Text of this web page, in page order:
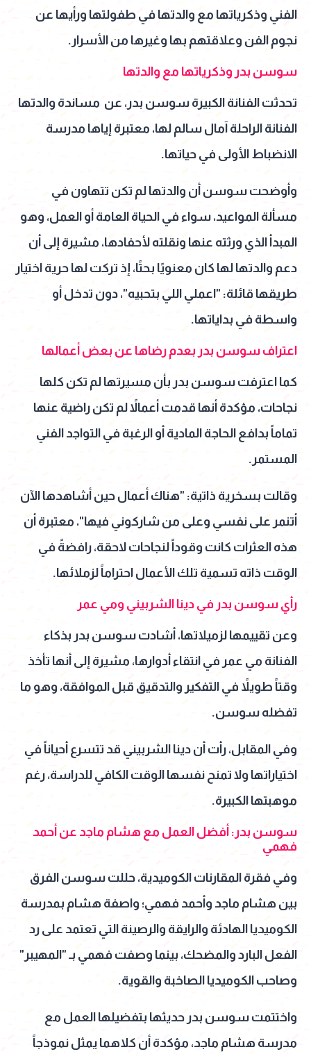
الفني وذكرياتها مع والدتها في طفولتها ورأيها عن
نجوم الفن وعلاقتهم بها وغيرها من الأسرار.
سوسن بدر وذكرياتها مع والدتها
تحدثت الفنانة الكبيرة سوسن بدر، عن مساندة والدتها
الفنانة الراحلة آمال سالم لها، معتبرة إياها مدرسة
الانضباط الأولى في حياتها.
وأوضحت سوسن أن والدتها لم تكن تتهاون في
مسألة المواعيد، سواء في الحياة العامة أو العمل، وهو
المبدأ الذي ورثته عنها ونقلته لأحفادها، مشيرة إلى أن
دعم والدتها لها كان معنويًا بحتًا، إذ تركت لها حرية اختيار
طريقها قائلة: "اعملي اللي بتحبيه"، دون تدخل أو
واسطة في بداياتها.
اعتراف سوسن بدر بعدم رضاها عن بعض أعمالها
كما اعترفت سوسن بدر بأن مسيرتها لم تكن كلها
نجاحات، مؤكدة أنها قدمت أعمالاً لم تكن راضية عنها
تماماً بدافع الحاجة المادية أو الرغبة في التواجد الفني
المستمر.
وقالت بسخرية ذاتية: "هناك أعمال حين أشاهدها الآن
أتنمر على نفسي وعلى من شاركوني فيها"، معتبرة أن
هذه العثرات كانت وقوداً لنجاحات لاحقة، رافضةً في
الوقت ذاته تسمية تلك الأعمال احتراماً لزملائها.
رأي سوسن بدر في دينا الشربيني ومي عمر
وعن تقييمها لزميلاتها، أشادت سوسن بدر بذكاء
الفنانة مي عمر في انتقاء أدوارها، مشيرة إلى أنها تأخذ
وقتاً طويلاً في التفكير والتدقيق قبل الموافقة، وهو ما
تفضله سوسن.
وفي المقابل، رأت أن دينا الشربيني قد تتسرع أحياناً في
اختياراتها ولا تمنح نفسها الوقت الكافي للدراسة، رغم
موهبتها الكبيرة.
سوسن بدر: أفضل العمل مع هشام ماجد عن أحمد
فهمي
وفي فقرة المقارنات الكوميدية، حللت سوسن الفرق
بين هشام ماجد وأحمد فهمي؛ واصفة هشام بمدرسة
الكوميديا الهادئة والرايقة والرصينة التي تعتمد على رد
الفعل البارد والمضحك، بينما وصفت فهمي بـ "المهيبر"
وصاحب الكوميديا الصاخبة والقوية.
واختتمت سوسن بدر حديثها بتفضيلها العمل مع
مدرسة هشام ماجد، مؤكدة أن كلاهما يمثل نموذجاً